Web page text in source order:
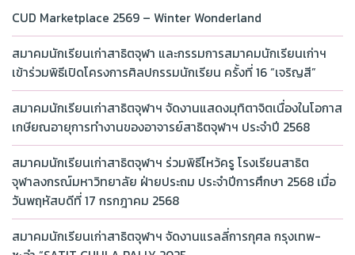
CUD Marketplace 2569 – Winter Wonderland
สมาคมนักเรียนเก่าสาธิตจุฬา และกรรมการสมาคมนักเรียนเก่าฯ
เข้าร่วมพิธีเปิดโครงการศิลปกรรมนักเรียน ครั้งที่ 16 “เจริญสี”
สมาคมนักเรียนเก่าสาธิตจุฬาฯ จัดงานแสดงมุทิตาจิตเนื่องในโอกาส
เกษียณอายุการทำงานของอาจารย์สาธิตจุฬาฯ ประจำปี 2568
สมาคมนักเรียนเก่าสาธิตจุฬาฯ ร่วมพิธีไหว้ครู โรงเรียนสาธิต
จุฬาลงกรณ์มหาวิทยาลัย ฝ่ายประถม ประจำปีการศึกษา 2568 เมื่อ
วันพฤหัสบดีที่ 17 กรกฎาคม 2568
สมาคมนักเรียนเก่าสาธิตจุฬาฯ จัดงานแรลลี่การกุศล กรุงเทพ-